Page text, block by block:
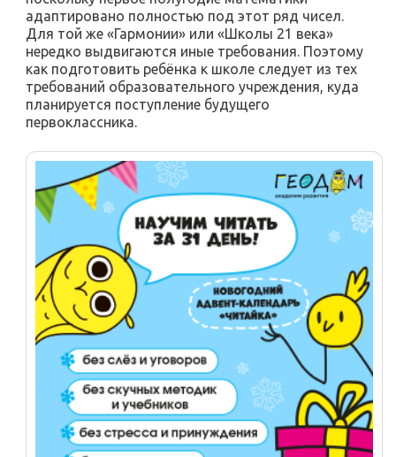
адаптировано полностью под этот ряд чисел.
Для той же «Гармонии» или «Школы 21 века»
нередко выдвигаются иные требования. Поэтому
как подготовить ребёнка к школе следует из тех
требований образовательного учреждения, куда
планируется поступление будущего
первоклассника.